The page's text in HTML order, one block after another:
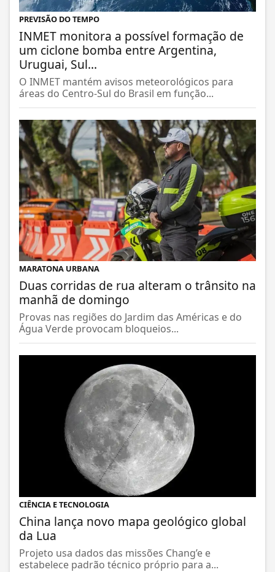
PREVISÃO DO TEMPO
INMET monitora a possível formação de
um ciclone bomba entre Argentina,
Uruguai, Sul...
O INMET mantém avisos meteorológicos para
áreas do Centro-Sul do Brasil em função...
MARATONA URBANA
Duas corridas de rua alteram o trânsito na
manhã de domingo
Provas nas regiões do Jardim das Américas e do
Água Verde provocam bloqueios...
CIÊNCIA E TECNOLOGIA
China lança novo mapa geológico global
da Lua
Projeto usa dados das missões Chang’e e
estabelece padrão técnico próprio para a...